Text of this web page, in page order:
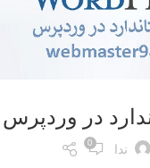
در وردپرس
ندا 0